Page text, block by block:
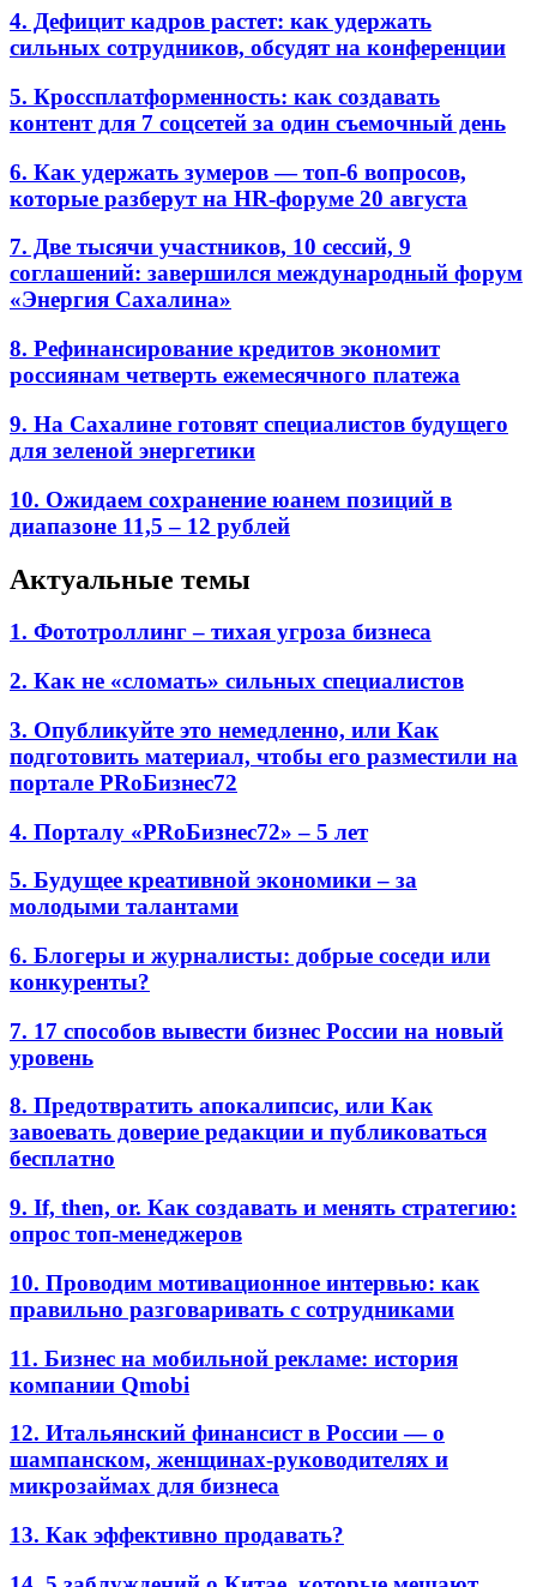
4. Дефицит кадров растет: как удержать
сильных сотрудников, обсудят на конференции
5. Кроссплатформенность: как создавать
контент для 7 соцсетей за один съемочный день
6. Как удержать зумеров — топ-6 вопросов,
которые разберут на HR-форуме 20 августа
7. Две тысячи участников, 10 сессий, 9
соглашений: завершился международный форум
«Энергия Сахалина»
8. Рефинансирование кредитов экономит
россиянам четверть ежемесячного платежа
9. На Сахалине готовят специалистов будущего
для зеленой энергетики
10. Ожидаем сохранение юанем позиций в
диапазоне 11,5 – 12 рублей
Актуальные темы
1. Фототроллинг – тихая угроза бизнеса
2. Как не «сломать» сильных специалистов
3. Опубликуйте это немедленно, или Как
подготовить материал, чтобы его разместили на
портале PRоБизнес72
4. Порталу «PRоБизнес72» – 5 лет
5. Будущее креативной экономики – за
молодыми талантами
6. Блогеры и журналисты: добрые соседи или
конкуренты?
7. 17 способов вывести бизнес России на новый
уровень
8. Предотвратить апокалипсис, или Как
завоевать доверие редакции и публиковаться
бесплатно
9. If, then, or. Как создавать и менять стратегию:
опрос топ-менеджеров
10. Проводим мотивационное интервью: как
правильно разговаривать с сотрудниками
11. Бизнес на мобильной рекламе: история
компании Qmobi
12. Итальянский финансист в России — о
шампанском, женщинах-руководителях и
микрозаймах для бизнеса
13. Как эффективно продавать?